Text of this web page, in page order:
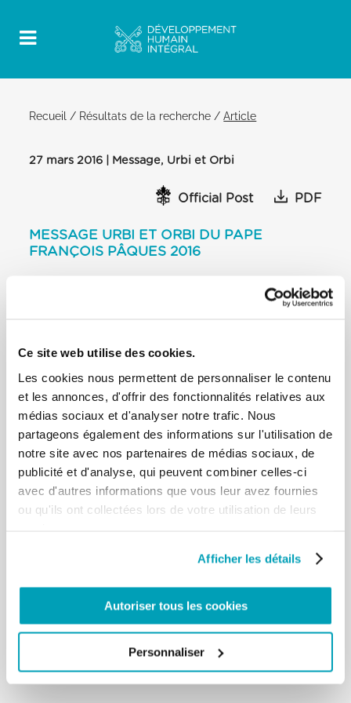
Ce site web utilise des cookies.
Les cookies nous permettent de personnaliser le contenu
et les annonces, d'offrir des fonctionnalités relatives aux
médias sociaux et d'analyser notre trafic. Nous
partageons également des informations sur l'utilisation de
notre site avec nos partenaires de médias sociaux, de
publicité et d'analyse, qui peuvent combiner celles-ci
avec d'autres informations que vous leur avez fournies
ou qu'ils ont collectées lors de votre utilisation de leurs
Afficher les détails
Autoriser tous les cookies
Personnaliser
Recueil / Résultats de la recherche /Article
27 mars 2016 | Message, Urbi et Orbi
Official Post PDF
MESSAGE URBI ET ORBI DU PAPE
FRANÇOIS PÂQUES 2016
des siècles, et nous invite à ne pas oublier les
dans la recherche d’un avenir meilleur, file toujours
plus nombreuse de migrants et
de réfugiés – parmi lesquels de nombreux enfants –
fuyant la guerre, la faim, la
pauvreté et l’injustice sociale. Ces frères et sœurs
rencontrent trop souvent en
chemin la mort ou du moins le refus de ceux qui
pourraient leur offrir un accueil et
de l’aide. Que le rendez-vous du prochain Sommet
situations d’urgence, surtout les plus vulnérables et
tous ceux qui sont persécutés
pour des raisons ethniques et religieuses. […]
Retour aux résultats